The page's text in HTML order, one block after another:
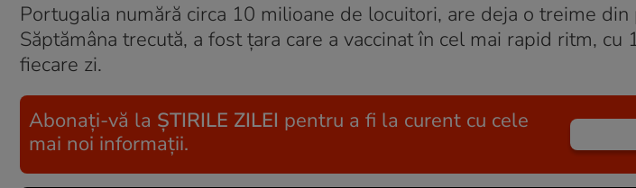
Portugalia numără circa 10 milioane de locuitori, are deja o treime
Săptămâna trecută, a fost țara care a vaccinat în cel mai rapid ritm,
fiecare zi.
Abonați-vă la ȘTIRILE ZILEI pentru a fi la curent cu cele
mai noi informații.